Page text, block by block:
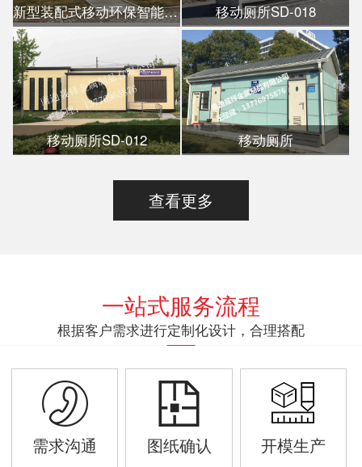
新型装配式移动环保智能公厕 移动厕所SD-018
移动厕所SD-012 移动厕所
查看更多
一站式服务流程
根据客户需求进行定制化设计，合理搭配
需求沟通 图纸确认 开模生产